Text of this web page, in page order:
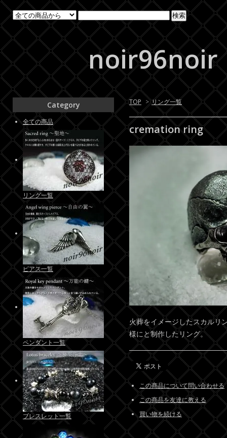
noir96noir
TOP > リング一覧
cremation ring
火葬をイメージしたスカルリ
様にと制作したリング。
この商品について問い合わせる
この商品を友達に教える
買い物を続ける
Category
全ての商品
リング一覧
ピアス一覧
ペンダント一覧
ブレスレット一覧